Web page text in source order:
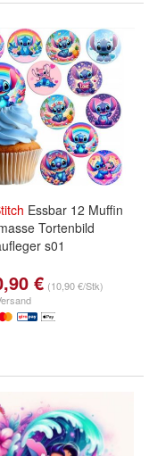
Essbar 12 Muffin
Tortenbild
s01
€ (10,90 €/Stk)